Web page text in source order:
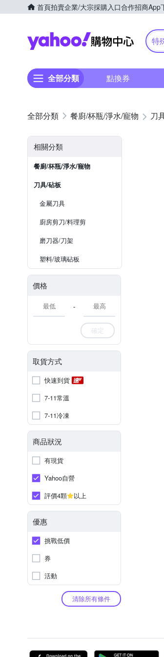
首頁拍賣企業/大宗採購入口合作招商App
Yahoo
特
全部分類 點換券
餐廚/杯瓶/淨水/寵物 刀
相關分類
餐廚/杯瓶/淨水/寵物
刀具/砧板
金屬刀具
廚房剪刀/料理剪
磨刀器/刀架
塑料/玻璃砧板
價格
-
確定
取貨方式
快速到貨
7-11常溫
7-11冷凍
商品狀況
有現貨
Yahoo自營
評價4顆
以上
優惠
挑戰低價
券
活動
清除所有條件